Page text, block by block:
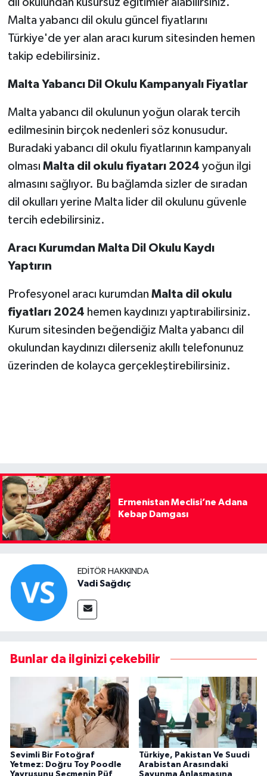
Malta yabancı dil okulu güncel fiyatlarını
Türkiye'de yer alan aracı kurum sitesinden hemen
takip edebilirsiniz.
Malta Yabancı Dil Okulu Kampanyalı Fiyatlar
Malta yabancı dil okulunun yoğun olarak tercih
edilmesinin birçok nedenleri söz konusudur.
Buradaki yabancı dil okulu fiyatlarının kampanyalı
olması Malta dil okulu fiyatarı 2024 yoğun ilgi
almasını sağlıyor. Bu bağlamda sizler de sıradan
dil okulları yerine Malta lider dil okulunu güvenle
tercih edebilirsiniz.
Aracı Kurumdan Malta Dil Okulu Kaydı
Yaptırın
Profesyonel aracı kurumdan Malta dil okulu
fiyatları 2024 hemen kaydınızı yaptırabilirsiniz.
Kurum sitesinden beğendiğiz Malta yabancı dil
okulundan kaydınızı dilerseniz akıllı telefonunuz
üzerinden de kolayca gerçekleştirebilirsiniz.
Ermenistan Meclisi’ne Adana
Kebap Damgası
EDITÖR HAKKINDA
Vadi Sağdıç
Bunlar da ilginizi çekebilir
Sevimli Bir Fotoğraf
Yetmez: Doğru Toy Poodle
Yavrusunu Seçmenin Püf
Türkiye, Pakistan Ve Suudi
Arabistan Arasındaki
Savunma Anlaşmasına